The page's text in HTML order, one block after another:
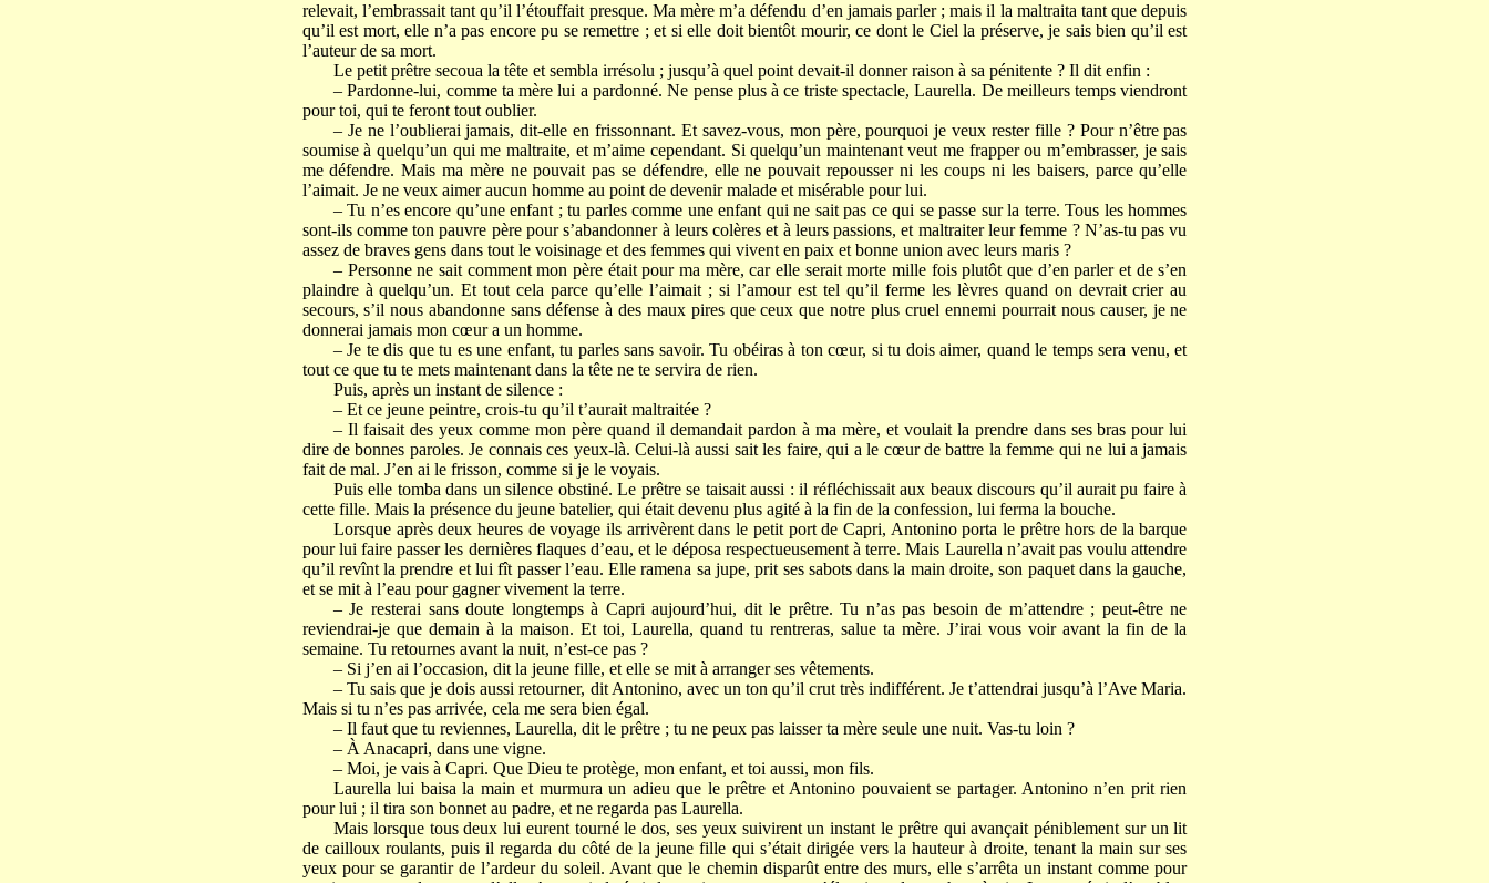
relevait, l’embrassait tant qu’il l’étouffait presque. Ma mère m’a défendu d’en jamais parler ; mais il la maltraita tant que depuis
qu’il est mort, elle n’a pas encore pu se remettre ; et si elle doit bientôt mourir, ce dont le Ciel la préserve, je sais bien qu’il est
l’auteur de sa mort.
Le petit prêtre secoua la tête et sembla irrésolu ; jusqu’à quel point devait-il donner raison à sa pénitente ? Il dit enfin :
– Pardonne-lui, comme ta mère lui a pardonné. Ne pense plus à ce triste spectacle, Laurella. De meilleurs temps viendront
pour toi, qui te feront tout oublier.
– Je ne l’oublierai jamais, dit-elle en frissonnant. Et savez-vous, mon père, pourquoi je veux rester fille ? Pour n’être pas
soumise à quelqu’un qui me maltraite, et m’aime cependant. Si quelqu’un maintenant veut me frapper ou m’embrasser, je sais
me défendre. Mais ma mère ne pouvait pas se défendre, elle ne pouvait repousser ni les coups ni les baisers, parce qu’elle
l’aimait. Je ne veux aimer aucun homme au point de devenir malade et misérable pour lui.
– Tu n’es encore qu’une enfant ; tu parles comme une enfant qui ne sait pas ce qui se passe sur la terre. Tous les hommes
sont-ils comme ton pauvre père pour s’abandonner à leurs colères et à leurs passions, et maltraiter leur femme ? N’as-tu pas vu
assez de braves gens dans tout le voisinage et des femmes qui vivent en paix et bonne union avec leurs maris ?
– Personne ne sait comment mon père était pour ma mère, car elle serait morte mille fois plutôt que d’en parler et de s’en
plaindre à quelqu’un. Et tout cela parce qu’elle l’aimait ; si l’amour est tel qu’il ferme les lèvres quand on devrait crier au
secours, s’il nous abandonne sans défense à des maux pires que ceux que notre plus cruel ennemi pourrait nous causer, je ne
donnerai jamais mon cœur a un homme.
– Je te dis que tu es une enfant, tu parles sans savoir. Tu obéiras à ton cœur, si tu dois aimer, quand le temps sera venu, et
tout ce que tu te mets maintenant dans la tête ne te servira de rien.
Puis, après un instant de silence :
– Et ce jeune peintre, crois-tu qu’il t’aurait maltraitée ?
– Il faisait des yeux comme mon père quand il demandait pardon à ma mère, et voulait la prendre dans ses bras pour lui
dire de bonnes paroles. Je connais ces yeux-là. Celui-là aussi sait les faire, qui a le cœur de battre la femme qui ne lui a jamais
fait de mal. J’en ai le frisson, comme si je le voyais.
Puis elle tomba dans un silence obstiné. Le prêtre se taisait aussi : il réfléchissait aux beaux discours qu’il aurait pu faire à
cette fille. Mais la présence du jeune batelier, qui était devenu plus agité à la fin de la confession, lui ferma la bouche.
Lorsque après deux heures de voyage ils arrivèrent dans le petit port de Capri, Antonino porta le prêtre hors de la barque
pour lui faire passer les dernières flaques d’eau, et le déposa respectueusement à terre. Mais Laurella n’avait pas voulu attendre
qu’il revînt la prendre et lui fît passer l’eau. Elle ramena sa jupe, prit ses sabots dans la main droite, son paquet dans la gauche,
et se mit à l’eau pour gagner vivement la terre.
– Je resterai sans doute longtemps à Capri aujourd’hui, dit le prêtre. Tu n’as pas besoin de m’attendre ; peut-être ne
reviendrai-je que demain à la maison. Et toi, Laurella, quand tu rentreras, salue ta mère. J’irai vous voir avant la fin de la
semaine. Tu retournes avant la nuit, n’est-ce pas ?
– Si j’en ai l’occasion, dit la jeune fille, et elle se mit à arranger ses vêtements.
– Tu sais que je dois aussi retourner, dit Antonino, avec un ton qu’il crut très indifférent. Je t’attendrai jusqu’à l’Ave Maria.
Mais si tu n’es pas arrivée, cela me sera bien égal.
– Il faut que tu reviennes, Laurella, dit le prêtre ; tu ne peux pas laisser ta mère seule une nuit. Vas-tu loin ?
– À Anacapri, dans une vigne.
– Moi, je vais à Capri. Que Dieu te protège, mon enfant, et toi aussi, mon fils.
Laurella lui baisa la main et murmura un adieu que le prêtre et Antonino pouvaient se partager. Antonino n’en prit rien
pour lui ; il tira son bonnet au padre, et ne regarda pas Laurella.
Mais lorsque tous deux lui eurent tourné le dos, ses yeux suivirent un instant le prêtre qui avançait péniblement sur un lit
de cailloux roulants, puis il regarda du côté de la jeune fille qui s’était dirigée vers la hauteur à droite, tenant la main sur ses
yeux pour se garantir de l’ardeur du soleil. Avant que le chemin disparût entre des murs, elle s’arrêta un instant comme pour